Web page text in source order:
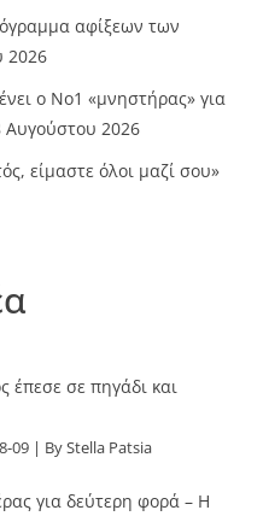
αφίξεων των
2026
ο Νο1 «μνηστήρας» για
Αυγούστου 2026
είμαστε όλοι μαζί σου»
έπεσε σε πηγάδι και
09 By Stella Patsia
για δεύτερη φορά – Η